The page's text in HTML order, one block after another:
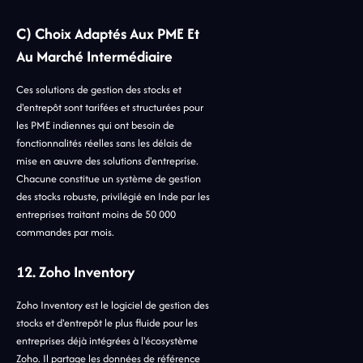
C) Choix Adaptés Aux PME Et
Au Marché Intermédiaire
Ces solutions de gestion des stocks et
d'entrepôt sont tarifées et structurées pour
les PME indiennes qui ont besoin de
fonctionnalités réelles sans les délais de
mise en œuvre des solutions d'entreprise.
Chacune constitue un système de gestion
des stocks robuste, privilégié en Inde par les
entreprises traitant moins de 50 000
commandes par mois.
12. Zoho Inventory
Zoho Inventory est le logiciel de gestion des
stocks et d'entrepôt le plus fluide pour les
entreprises déjà intégrées à l'écosystème
Zoho. Il partage les données de référence